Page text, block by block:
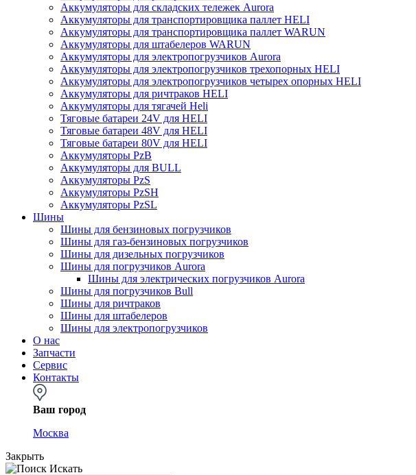
Аккумуляторы для складских тележек Aurora
Аккумуляторы для транспортировщика паллет HELI
Аккумуляторы для транспортировщика паллет WARUN
Аккумуляторы для штабелеров WARUN
Аккумуляторы для электропогрузчиков Aurora
Аккумуляторы для электропогрузчиков трехопорных HELI
Аккумуляторы для электропогрузчиков четырех опорных HELI
Аккумуляторы для ричтраков HELI
Аккумуляторы для тягачей Heli
Тяговые батареи 24V для HELI
Тяговые батареи 48V для HELI
Тяговые батареи 80V для HELI
Аккумуляторы PzB
Аккумуляторы для BULL
Аккумуляторы PzS
Аккумуляторы PzSH
Аккумуляторы PzSL
Шины
Шины для бензиновых погрузчиков
Шины для газ-бензиновых погрузчиков
Шины для дизельных погрузчиков
Шины для погрузчиков Aurora
Шины для электрических погрузчиков Aurora
Шины для погрузчиков Bull
Шины для ричтраков
Шины для штабелеров
Шины для электропогрузчиков
О нас
Запчасти
Сервис
Контакты
Ваш город
Москва
Закрыть
Искать